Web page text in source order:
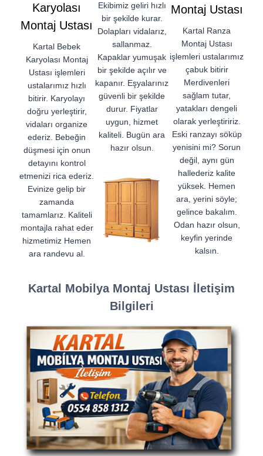
Karyolası
Montaj Ustası
Kartal Bebek
Karyolası Montaj
Ustası işlemleri
ustalarımız hızlı
bitirir. Karyolayı
doğru yerleştirir,
vidaları organize
ederiz. Bebeğin
düşmesi için onun
detayını kontrol
etmenizi rica ederiz.
Evinize gelip bir
zamanda
tamamlarız. Kaliteli
montajla rahat eder
hizmetimiz Hemen
ara randevu al.
Ekibimiz geliri hızlı
bir şekilde kurar.
Dolapları vidalarız,
sallanmaz.
Kapaklar yumuşak
bir şekilde açılır ve
kapanır. Eşyalarınız
güvenli bir şekilde
durur. Fiyatlar
uygun, hizmet
kaliteli. Bugün ara
hazır olsun.
Montaj Ustası
Kartal Ranza
Montaj Ustası
işlemleri ustalarımız
çabuk bitirir
Merdivenleri
sağlam tutar,
yatakları dengeli
olarak yerleştiririz.
Eski ranzayı söküp
yenisini mi? Sorun
değil, aynı gün
hallederiz kalite
yüksek. Hemen
ara, yerini söyle;
gelince bakalım.
Odan hazır olsun,
keyfin yerinde
kalsın.
Kartal Mobilya Montaj Ustası İletişim
Bilgileri